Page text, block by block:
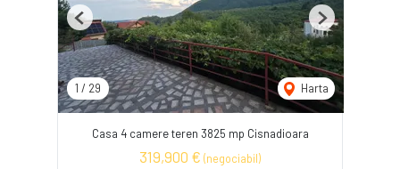
1 / 29 Harta
Previous Next
Casa 4 camere teren 3825 mp Cisnadioara
319,900 € (negociabil)